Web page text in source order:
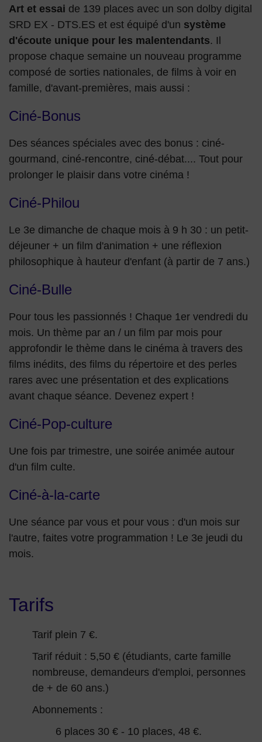
Art et essai de 139 places avec un son dolby digital
SRD EX - DTS.ES et est équipé d'un système
d'écoute unique pour les malentendants. Il
propose chaque semaine un nouveau programme
composé de sorties nationales, de films à voir en
famille, d'avant-premières, mais aussi :
Ciné-Bonus
Des séances spéciales avec des bonus : ciné-
gourmand, ciné-rencontre, ciné-débat.... Tout pour
prolonger le plaisir dans votre cinéma !
Ciné-Philou
Le 3e dimanche de chaque mois à 9 h 30 : un petit-
déjeuner + un film d'animation + une réflexion
philosophique à hauteur d'enfant (à partir de 7 ans.)
Ciné-Bulle
Pour tous les passionnés ! Chaque 1er vendredi du
mois. Un thème par an / un film par mois pour
approfondir le thème dans le cinéma à travers des
films inédits, des films du répertoire et des perles
rares avec une présentation et des explications
avant chaque séance. Devenez expert !
Ciné-Pop-culture
Une fois par trimestre, une soirée animée autour
d'un film culte.
Ciné-à-la-carte
Une séance par vous et pour vous : d'un mois sur
l'autre, faites votre programmation ! Le 3e jeudi du
mois.
Tarifs
Tarif plein 7 €.
Tarif réduit : 5,50 € (étudiants, carte famille
nombreuse, demandeurs d'emploi, personnes
de + de 60 ans.)
Abonnements :
6 places 30 € - 10 places, 48 €.